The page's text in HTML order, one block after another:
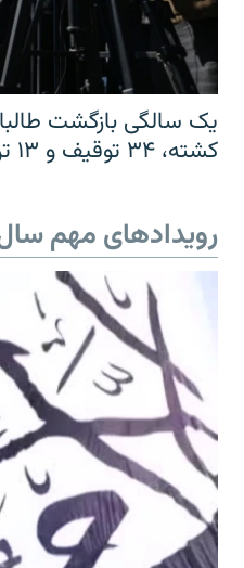
کشته، ۳۴ توقیف و ۱۳ تن لت‌وکوب شده‌اند
رویدادهای مهم